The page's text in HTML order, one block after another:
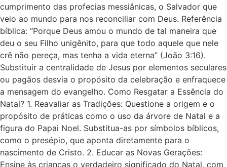
cumprimento das profecias messiânicas, o Salvador que
veio ao mundo para nos reconciliar com Deus. Referência
bíblica: “Porque Deus amou o mundo de tal maneira que
deu o seu Filho unigênito, para que todo aquele que nele
crê não pereça, mas tenha a vida eterna” (João 3:16).
Substituir a centralidade de Jesus por elementos seculares
ou pagãos desvia o propósito da celebração e enfraquece
a mensagem do evangelho. Como Resgatar a Essência do
Natal? 1. Reavaliar as Tradições: Questione a origem e o
propósito de práticas como o uso da árvore de Natal e a
figura do Papai Noel. Substitua-as por símbolos bíblicos,
como o presépio, que aponta diretamente para o
nascimento de Cristo. 2. Educar as Novas Gerações:
Ensine às crianças o verdadeiro significado do Natal, com